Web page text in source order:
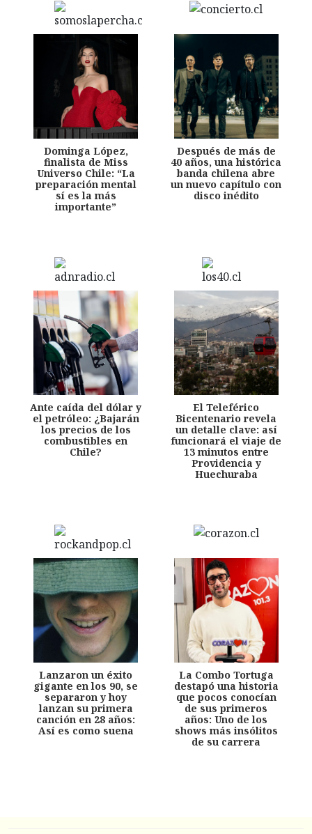
Dominga López,
finalista de Miss
Universo Chile: “La
preparación mental
sí es la más
importante”
Después de más de
40 años, una histórica
banda chilena abre
un nuevo capítulo con
disco inédito
Ante caída del dólar y
el petróleo: ¿Bajarán
los precios de los
combustibles en
Chile?
El Teleférico
Bicentenario revela
un detalle clave: así
funcionará el viaje de
13 minutos entre
Providencia y
Huechuraba
Lanzaron un éxito
gigante en los 90, se
separaron y hoy
lanzan su primera
canción en 28 años:
Así es como suena
La Combo Tortuga
destapó una historia
que pocos conocían
de sus primeros
años: Uno de los
shows más insólitos
de su carrera